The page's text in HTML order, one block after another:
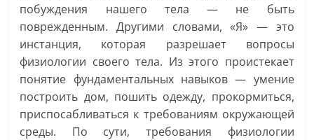
побуждения нашего тела — не быть
поврежденным. Другими словами, «Я» — это
инстанция, которая разрешает вопросы
физиологии своего тела. Из этого проистекает
понятие фундаментальных навыков — умение
построить дом, пошить одежду, прокормиться,
приспосабливаться к требованиям окружающей
среды. По сути, требования физиологии